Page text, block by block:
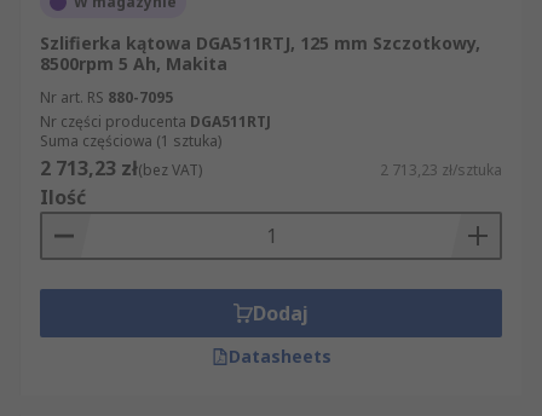
Szlifierka kątowa DGA511RTJ, 125 mm Szczotkowy,
8500rpm 5 Ah, Makita
Nr art. RS 880-7095
Nr części producenta DGA511RTJ
Suma częściowa (1 sztuka)
2 713,23 zł(bez VAT) 2 713,23 zł/sztuka
Ilość
Dodaj
Datasheets